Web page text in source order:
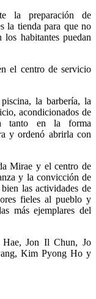
la preparación de
la tienda para que no
habitantes puedan
el centro de servicio
la barbería, la
acondicionados de
tanto en la forma
y ordenó abrirla con
Mirae y el centro de
y la convicción de
las actividades de
fieles al pueblo y
más ejemplares del
Hae, Jon Il Chun, Jo
Kim Pyong Ho y